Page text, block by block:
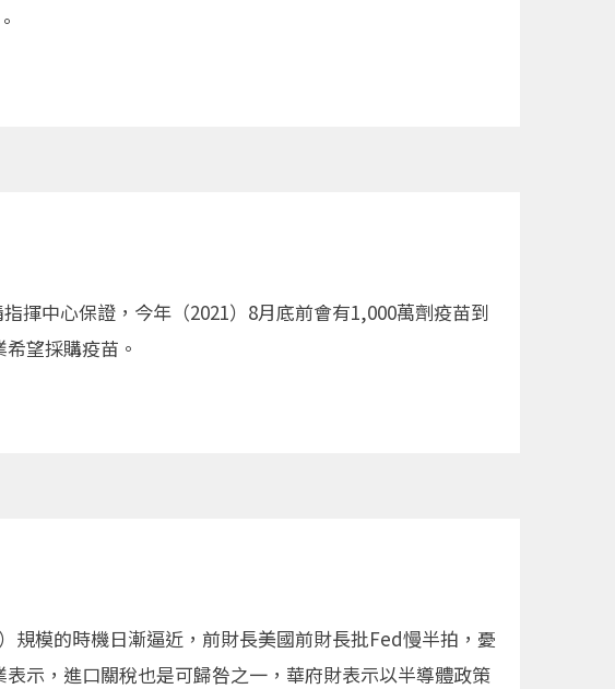
揮中心保證，今年（2021）8月底前會有1,000萬劑疫苗到
望採購疫苗。
規模的時機日漸逼近，前財長美國前財長批Fed慢半拍，憂
示，進口關稅也是可歸咎之一，華府財表示以半導體政策